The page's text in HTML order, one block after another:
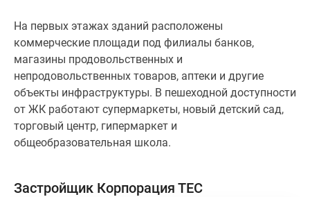
На первых этажах зданий расположены
коммерческие площади под филиалы банков,
магазины продовольственных и
непродовольственных товаров, аптеки и другие
объекты инфраструктуры. В пешеходной доступности
от ЖК работают супермаркеты, новый детский сад,
торговый центр, гипермаркет и
общеобразовательная школа.
Застройщик Корпорация ТЕС